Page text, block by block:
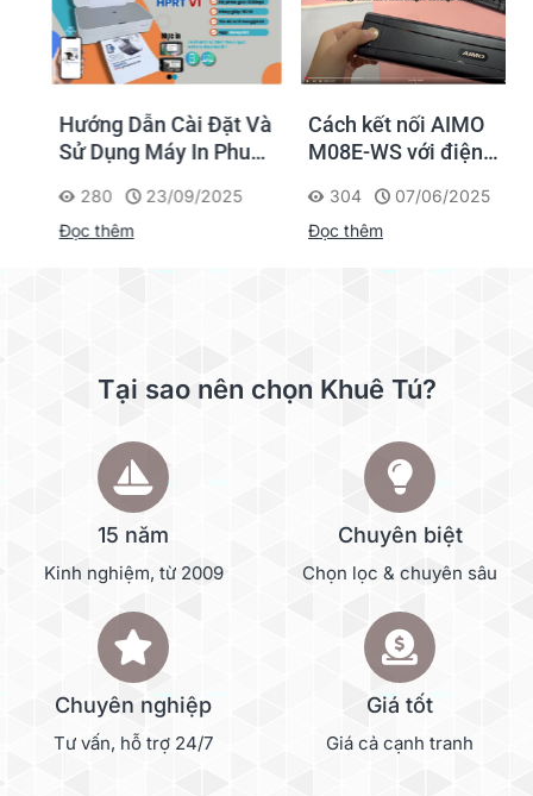
Hướng Dẫn Cài Đặt Và
Sử Dụng Máy In Phun
280
23/09/2025
Đọc thêm
Cách kết nối AIMO
M08E-WS với điện
stencil hình xăm
304
07/06/2025
Đọc thêm
Tại sao nên chọn Khuê Tú?
15 năm
Kinh nghiệm, từ 2009
Chuyên biệt
Chọn lọc & chuyên sâu
Chuyên nghiệp
Tư vấn, hỗ trợ 24/7
Giá tốt
Giá cả cạnh tranh